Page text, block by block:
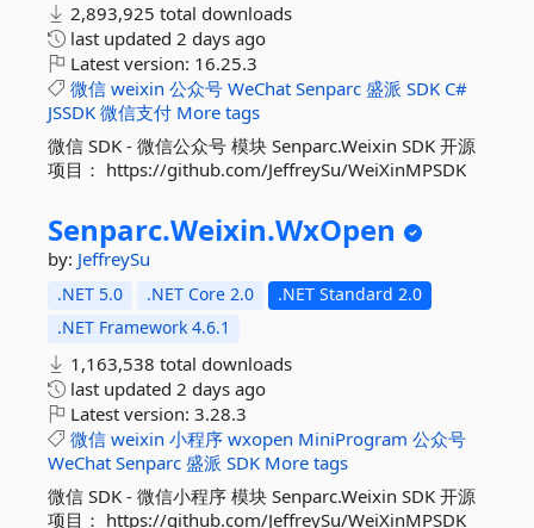
2,893,925 total downloads
last updated 2 days ago
Latest version: 16.25.3
微信 weixin 公众号 WeChat Senparc 盛派 SDK C#
JSSDK 微信支付 More tags
微信 SDK - 微信公众号 模块 Senparc.Weixin SDK 开源
项目： https://github.com/JeffreySu/WeiXinMPSDK
Senparc.Weixin.WxOpen
by: JeffreySu
.NET 5.0 .NET Core 2.0
.NET Standard 2.0
.NET Framework 4.6.1
1,163,538 total downloads
last updated 2 days ago
Latest version: 3.28.3
微信 weixin 小程序 wxopen MiniProgram 公众号
WeChat Senparc 盛派 SDK More tags
微信 SDK - 微信小程序 模块 Senparc.Weixin SDK 开源
项目： https://github.com/JeffreySu/WeiXinMPSDK